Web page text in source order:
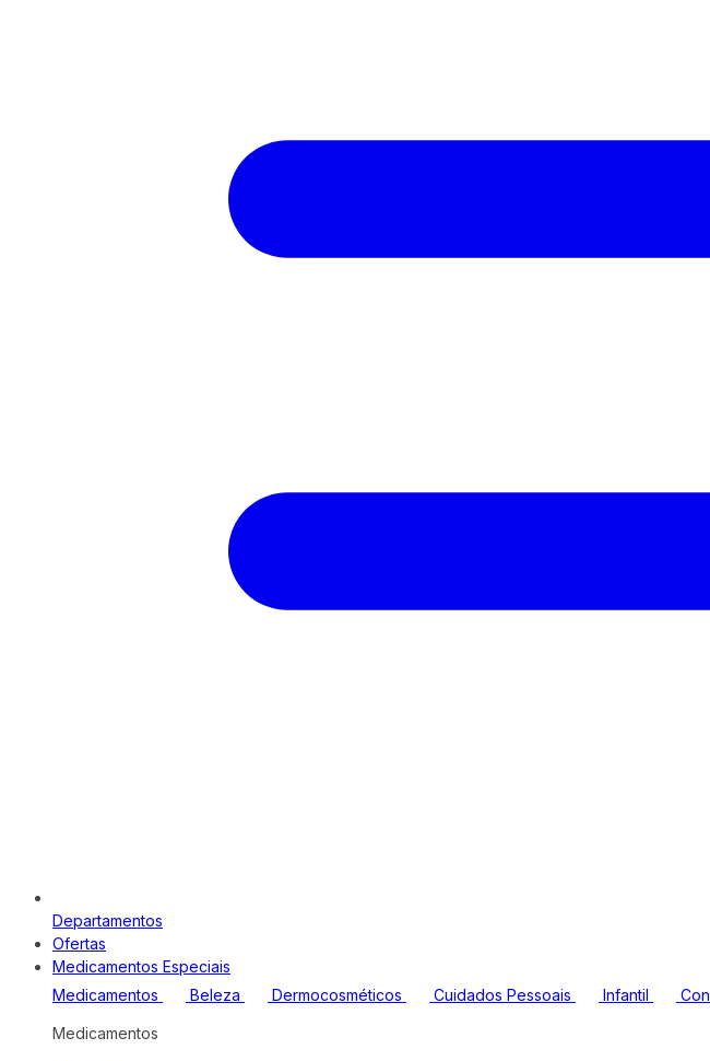
Departamentos
Ofertas
Medicamentos Especiais
Medicamentos
Beleza Dermocosméticos Cuidados Pessoais Infantil
Medicamentos